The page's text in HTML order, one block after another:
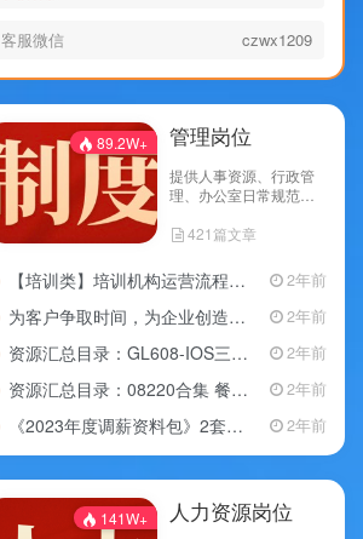
客服微信 czwx1209
89.2W+ 管理岗位
提供人事资源、行政管
理、办公室日常规范、
仓储管理、项目管理、
421篇文章
【培训类】培训机构运营流程的方案 2年前
为客户争取时间，为企业创造利润：10页「物流部门工作流程大全」分享 2年前
资源汇总目录：GL608-IOS三合一全套管理体系资料，共818份文档资料 2年前
资源汇总目录：08220合集 餐饮行业运营管理手册（管理+服务+厨房+采购+质量+财务+人事手册等），共71份文档资料 2年前
《2023年度调薪资料包》2套年度调薪PPT，45份年度调薪资料表格 2年前
141W+ 人力资源岗位